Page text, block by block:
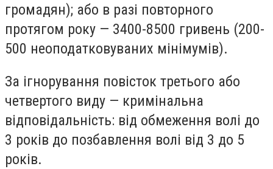
громадян); або в разі повторного
протягом року — 3400-8500 гривень (200-
500 неоподатковуваних мінімумів).
За ігнорування повісток третього або
четвертого виду — кримінальна
відповідальність: від обмеження волі до
3 років до позбавлення волі від 3 до 5
років.